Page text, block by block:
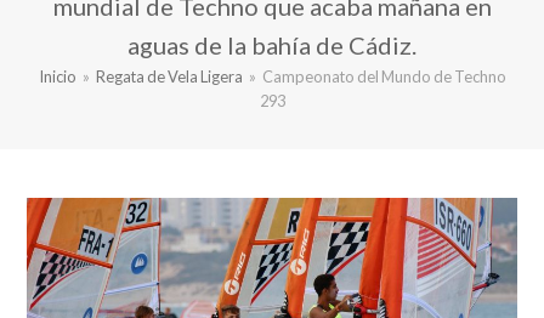
mundial de Techno que acaba mañana en
aguas de la bahía de Cádiz.
Inicio » Regata de Vela Ligera » Campeonato del Mundo de Techno
293